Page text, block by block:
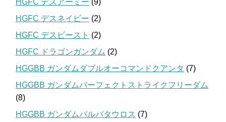
HGFC デスアーミー (9)
HGFC デスネイビー (2)
HGFC デスビースト (2)
HGFC ドラゴンガンダム (2)
HGGBB ガンダムダブルオーコマンドクアンタ (7)
HGGBB ガンダムパーフェクトストライクフリーダム
(8)
HGGBB ガンダムバルバタウロス (7)